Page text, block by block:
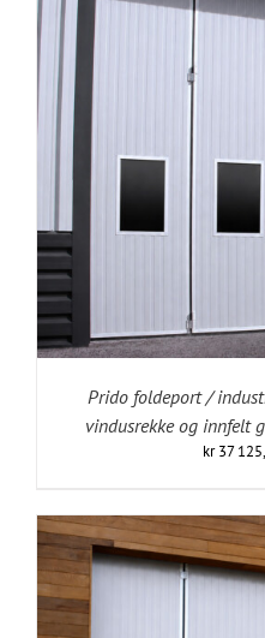
Prido foldeport /
vindusrekke og innfelt
kr37